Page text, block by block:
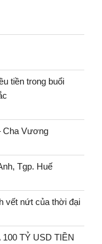
tiền trong buổi
Cha Vương
Tgp. Huế
vết nứt của thời đại
TỶ USD TIỀN